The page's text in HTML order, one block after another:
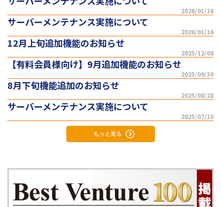
2026/01/16
サーバーメンテナンス実施について
2026/01/16
12月上旬追加機能のお知らせ
2025/12/08
【有料会員様向け】9月追加機能のお知らせ
2025/09/30
8月下旬機能追加のお知らせ
2025/08/28
サーバーメンテナンス実施について
2025/07/10